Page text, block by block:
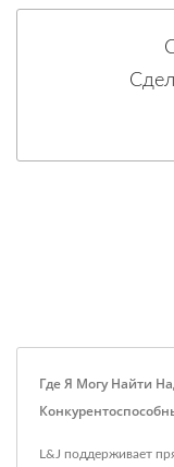
Где Я Могу Найти
L&J поддерживает